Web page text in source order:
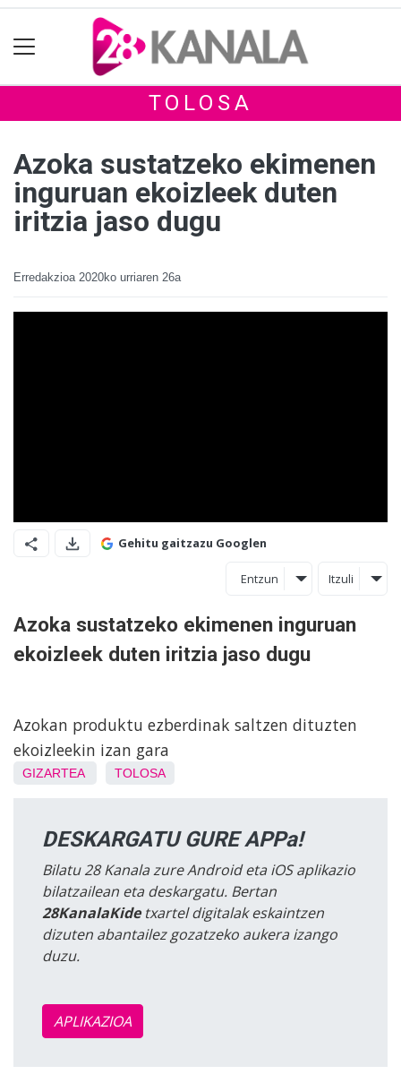
TOLOSA
Azoka sustatzeko ekimenen
inguruan ekoizleek duten
iritzia jaso dugu
Erredakzioa 2020ko urriaren 26a
Gehitu gaitzazu Googlen
Entzun Itzuli
Azoka sustatzeko ekimenen inguruan
ekoizleek duten iritzia jaso dugu
Azokan produktu ezberdinak saltzen dituzten
ekoizleekin izan gara
GIZARTEA TOLOSA
DESKARGATU GURE APPa!
Bilatu 28 Kanala zure Android eta iOS aplikazio
bilatzailean eta deskargatu. Bertan
28KanalaKidetxartel digitalak eskaintzen
dizuten abantailez gozatzeko aukera izango
duzu.
APLIKAZIOA